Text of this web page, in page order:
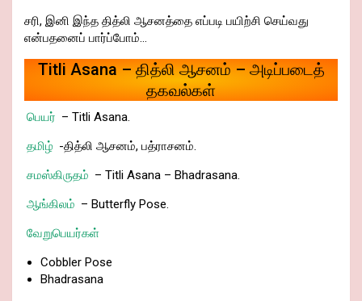
சரி, இனி இந்த தித்லி ஆசனத்தை எப்படி பயிற்சி செய்வது
என்பதனைப் பார்ப்போம்…
Titli Asana – தித்லி ஆசனம் – அடிப்படைத்
தகவல்கள்
பெயர் – Titli Asana.
தமிழ் -தித்லி ஆசனம், பத்ராசனம்.
சமஸ்கிருதம் – Titli Asana – Bhadrasana.
ஆங்கிலம் – Butterfly Pose.
வேறுபெயர்கள்
Cobbler Pose
Bhadrasana